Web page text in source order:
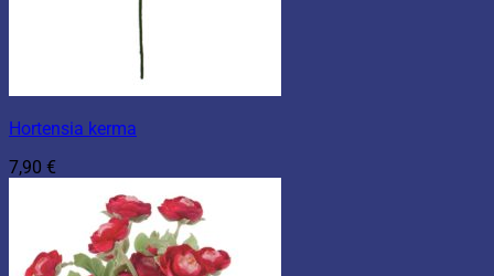
Hortensia kerma
7,90 €